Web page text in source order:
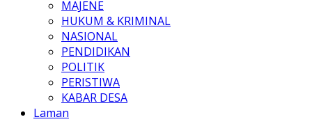
MAJENE
HUKUM & KRIMINAL
NASIONAL
PENDIDIKAN
POLITIK
PERISTIWA
KABAR DESA
Laman